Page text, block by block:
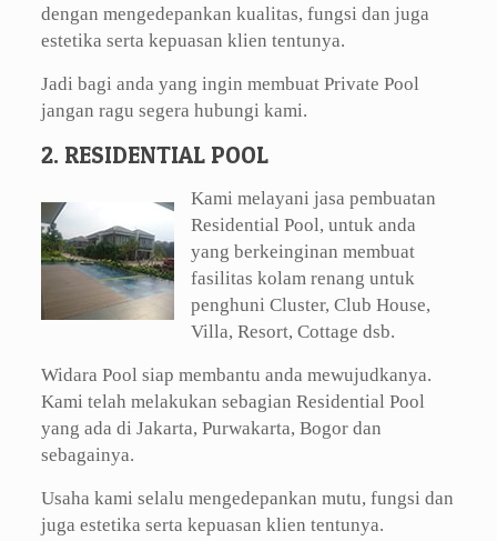
dengan mengedepankan kualitas, fungsi dan juga
estetika serta kepuasan klien tentunya.
Jadi bagi anda yang ingin membuat Private Pool
jangan ragu segera hubungi kami.
2. RESIDENTIAL POOL
Kami melayani jasa pembuatan
Residential Pool, untuk anda
yang berkeinginan membuat
fasilitas kolam renang untuk
penghuni Cluster, Club House,
Villa, Resort, Cottage dsb.
Widara Pool siap membantu anda mewujudkanya.
Kami telah melakukan sebagian Residential Pool
yang ada di Jakarta, Purwakarta, Bogor dan
sebagainya.
Usaha kami selalu mengedepankan mutu, fungsi dan
juga estetika serta kepuasan klien tentunya.